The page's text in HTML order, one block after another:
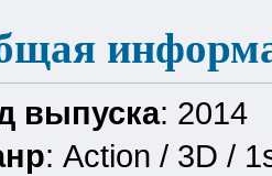
выпуска: 2014
: Action / 3D /